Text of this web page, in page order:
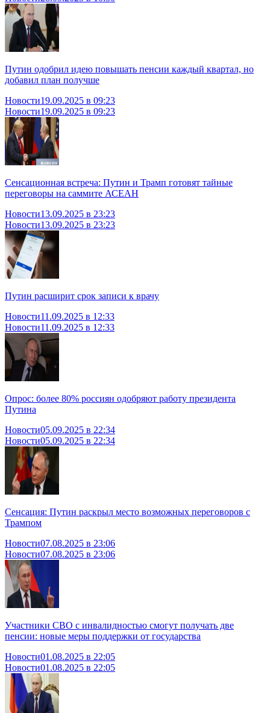
Путин одобрил идею повышать пенсии каждый квартал, но
добавил план получше
Новости19.09.2025 в 09:23
Новости19.09.2025 в 09:23
Сенсационная встреча: Путин и Трамп готовят тайные
переговоры на саммите АСЕАН
Новости13.09.2025 в 23:23
Новости13.09.2025 в 23:23
Путин расширит срок записи к врачу
Новости11.09.2025 в 12:33
Новости11.09.2025 в 12:33
Опрос: более 80% россиян одобряют работу президента
Путина
Новости05.09.2025 в 22:34
Новости05.09.2025 в 22:34
Сенсация: Путин раскрыл место возможных переговоров с
Трампом
Новости07.08.2025 в 23:06
Новости07.08.2025 в 23:06
Участники СВО с инвалидностью смогут получать две
пенсии: новые меры поддержки от государства
Новости01.08.2025 в 22:05
Новости01.08.2025 в 22:05